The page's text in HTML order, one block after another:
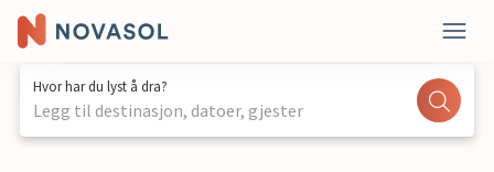
Hvor har du lyst å dra?
Legg til destinasjon, datoer, gjester
1 / 30